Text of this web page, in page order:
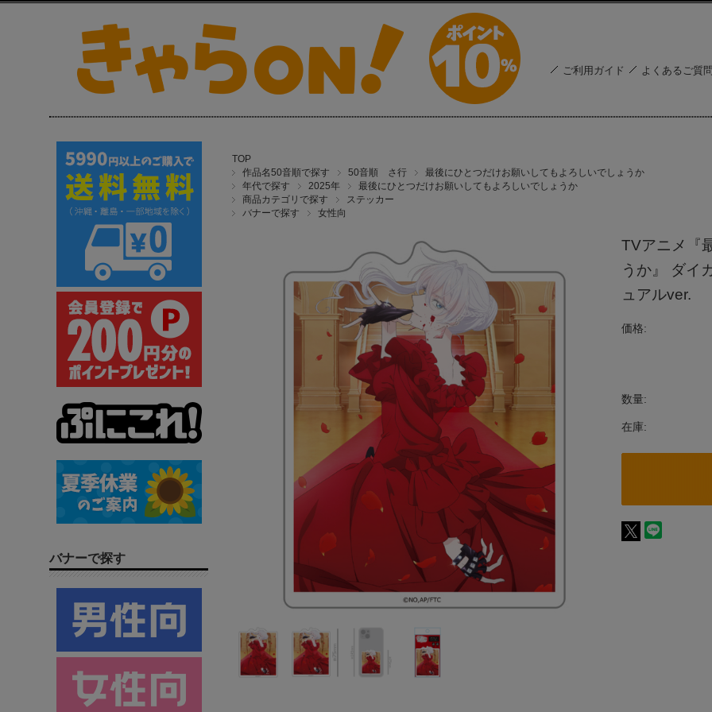
ご利用ガイド よくあるご質
TOP
作品名50音順で探す
50音順 さ行
最後にひとつだけお願いしてもよろしいでしょうか
年代で探す
2025年
最後にひとつだけお願いしてもよろしいでしょうか
商品カテゴリで探す
ステッカー
バナーで探す
女性向
TVアニメ『
うか』 ダイ
ュアルver.
価格:
数量:
在庫:
バナーで探す